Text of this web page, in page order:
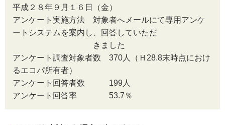
平成２８年９月１６日（金）
アンケート実施方法 対象者へメールにて専用アンケ
ートシステムを案内し、回答していただ
きました
アンケート調査対象者数 370人（Ｈ28.8末時点におけ
るエコパ所有者）
アンケート回答者数 199人
アンケート回答率 53.7％